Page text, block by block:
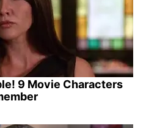
9 Movie Characters